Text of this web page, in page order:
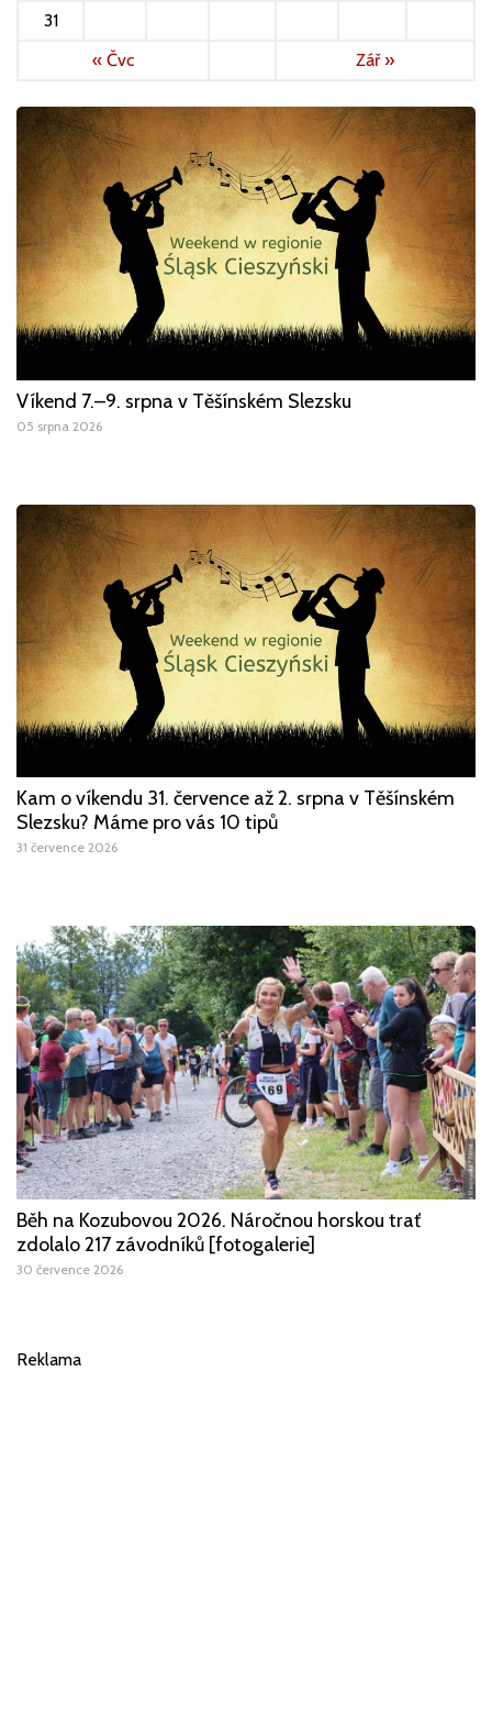
31
« Čvc
Zář »
Víkend 7.–9. srpna v Těšínském Slezsku
05 srpna 2026
Kam o víkendu 31. července až 2. srpna v Těšínském
Slezsku? Máme pro vás 10 tipů
31 července 2026
Běh na Kozubovou 2026. Náročnou horskou trať
zdolalo 217 závodníků [fotogalerie]
30 července 2026
Reklama